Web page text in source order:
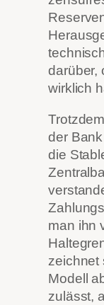
darüber,
wirklich
der
die
man ihn
zeichnet
Modell
zulässt,